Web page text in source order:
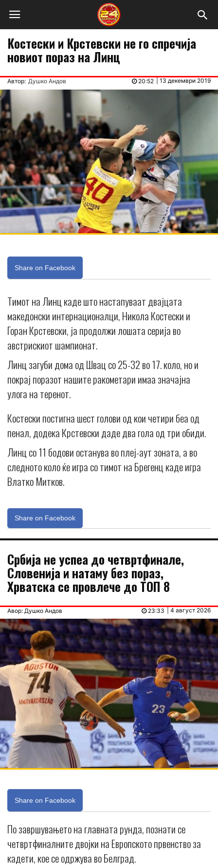
Костески и Крстевски не го спречија
новиот пораз на Линц
Автор: Душко Андов 13 декември 2019
20:52
Share on Facebook
Тимот на Линц каде што настапуваат двајцата
македонски интернационалци, Никола Костески и
Горан Крстевски, ја продолжи лошата серија во
австрискиот шампионат.
Линц загуби дома од Швац со 25-32 во 17. коло, но и
покрај поразот нашите ракометари имаа значајна
улога на теренот.
Костески постигна шест голови од кои четири беа од
пенал, додека Крстевски даде два гола од три обиди.
Линц со 11 бодови останува во плеј-аут зоната, а во
следното коло ќе игра со тимот на Брегенц каде игра
Влатко Митков.
Share on Facebook
Србија не успеа до четвртфинале,
Словенија и натаму без пораз,
Хрватска се провлече до ТОП 8
Авор: Душко Андов | 4 август 2026
23:33
Share on Facebook
По завршувањето на главната рунда, познати се
четвртфиналните двојки на Европското првенство за
кадети, кое се одржува во Белград.